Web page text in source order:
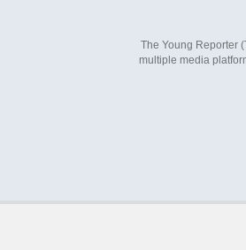
The Young Reporter
multiple media